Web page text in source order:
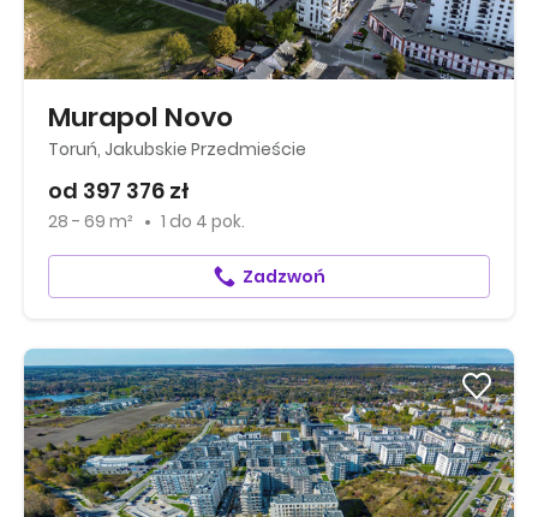
Murapol Novo
Toruń, Jakubskie Przedmieście
od 397 376 zł
28 - 69 m² 1 do 4 pok.
Zadzwoń